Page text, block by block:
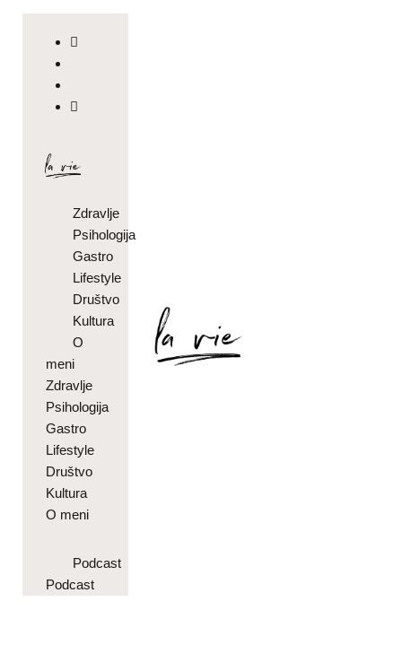
Zdravlje
Psihologija
Gastro
Lifestyle
Društvo
Kultura
O
meni
Zdravlje
Psihologija
Gastro
Lifestyle
Društvo
Kultura
O meni
Podcast
Podcast